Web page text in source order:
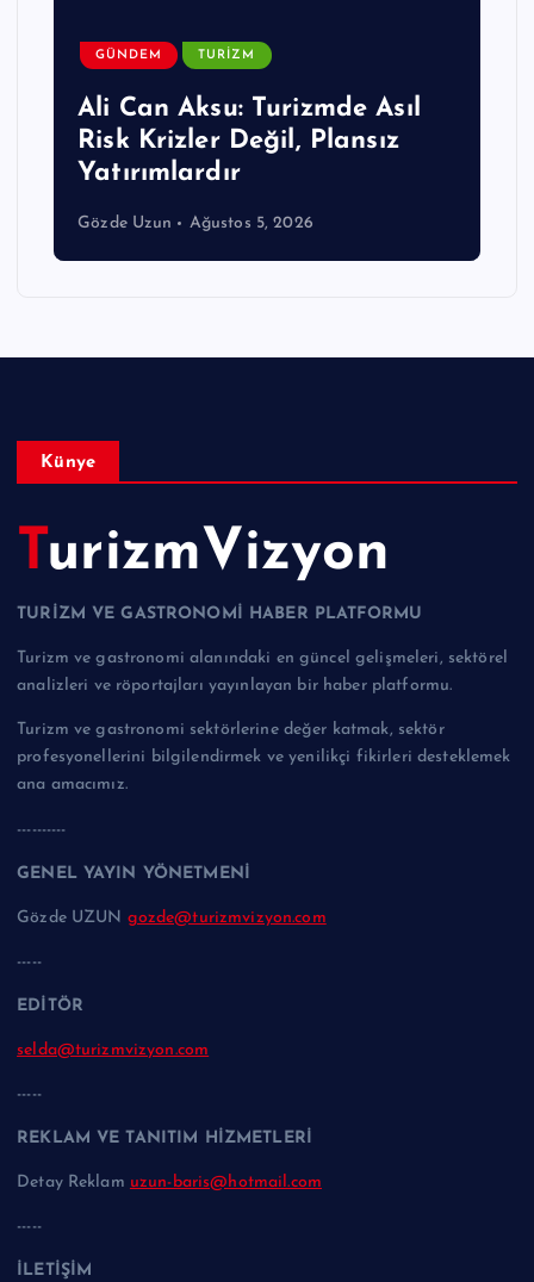
GÜNDEM TURIZM
Ali Can Aksu: Turizmde Asıl
Risk Krizler Değil, Plansız
Yatırımlardır
Gözde Uzun Ağustos 5, 2026
Künye
TurizmVizyon
TURİZM VE GASTRONOMİ HABER PLATFORMU
Turizm ve gastronomi alanındaki en güncel gelişmeleri, sektörel
analizleri ve röportajları yayınlayan bir haber platformu.
Turizm ve gastronomi sektörlerine değer katmak, sektör
profesyonellerini bilgilendirmek ve yenilikçi fikirleri desteklemek
ana amacımız.
----------
GENEL YAYIN YÖNETMENİ
Gözde UZUN gozde@turizmvizyon.com
-----
EDİTÖR
selda@turizmvizyon.com
-----
REKLAM VE TANITIM HİZMETLERİ
Detay Reklam uzun-baris@hotmail.com
-----
İLETİŞİM